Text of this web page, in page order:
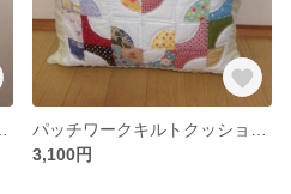
3,100円